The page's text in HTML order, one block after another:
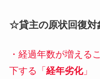
☆貸主の原状回復対
・経過年数が増える
下する「 経年劣化」